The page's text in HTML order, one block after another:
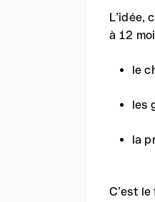
L’idée,
à 12
le
les
la
C’est